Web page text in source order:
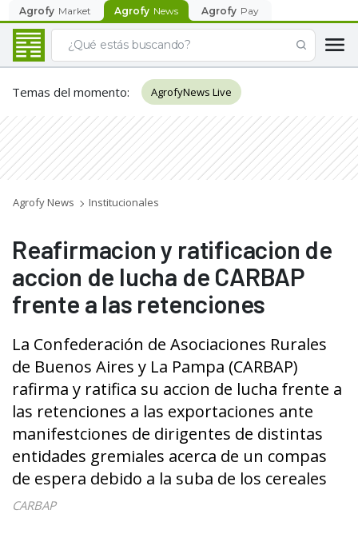
Agrofy Market Agrofy News Agrofy Pay
Temas del momento: AgrofyNews Live
Agrofy News Institucionales
Reafirmacion y ratificacion de
accion de lucha de CARBAP
frente a las retenciones
La Confederación de Asociaciones Rurales
de Buenos Aires y La Pampa (CARBAP)
rafirma y ratifica su accion de lucha frente a
las retenciones a las exportaciones ante
manifestciones de dirigentes de distintas
entidades gremiales acerca de un compas
de espera debido a la suba de los cereales
CARBAP